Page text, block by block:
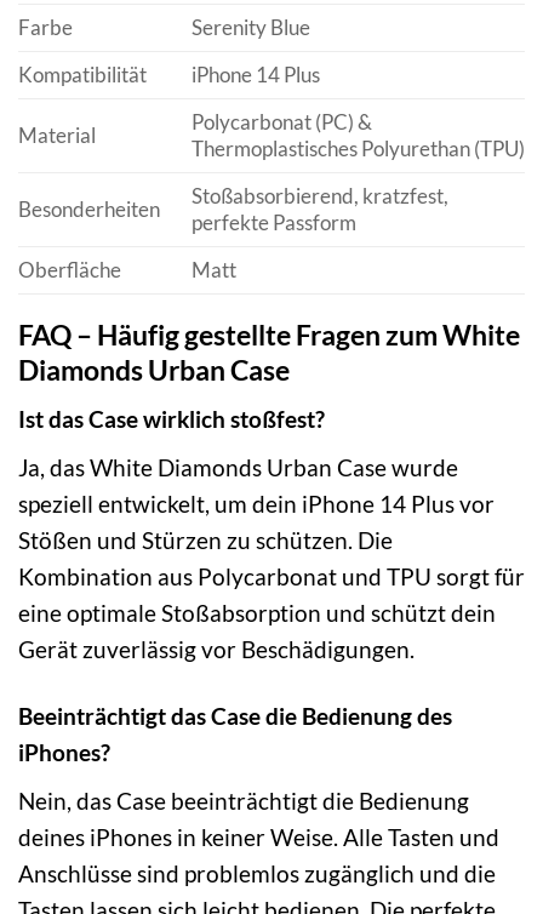
Farbe
Serenity Blue
Kompatibilität
iPhone 14 Plus
Material
Polycarbonat (PC) &
Thermoplastisches Polyurethan (TPU)
Besonderheiten
Stoßabsorbierend, kratzfest,
perfekte Passform
Oberfläche
Matt
FAQ – Häufig gestellte Fragen zum White
Diamonds Urban Case
Ist das Case wirklich stoßfest?
Ja, das White Diamonds Urban Case wurde
speziell entwickelt, um dein iPhone 14 Plus vor
Stößen und Stürzen zu schützen. Die
Kombination aus Polycarbonat und TPU sorgt für
eine optimale Stoßabsorption und schützt dein
Gerät zuverlässig vor Beschädigungen.
Beeinträchtigt das Case die Bedienung des
iPhones?
Nein, das Case beeinträchtigt die Bedienung
deines iPhones in keiner Weise. Alle Tasten und
Anschlüsse sind problemlos zugänglich und die